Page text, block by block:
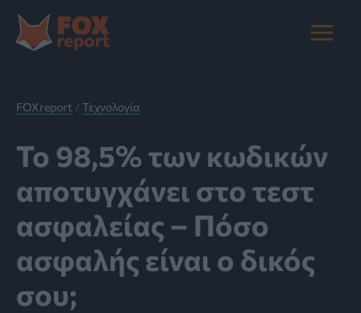
στο
περιεχόμενο
Main
FOXreport /Τεχνολογία
Το 98,5% των κωδικών
αποτυγχάνει στο τεστ
ασφαλείας – Πόσο
ασφαλής είναι ο δικός
σου;